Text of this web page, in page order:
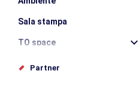
Sala stampa
TO space
Offices de tourisme
Partner